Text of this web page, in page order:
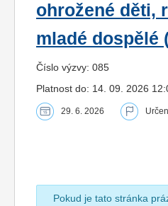
ohrožené děti,
mladé dospělé
Číslo výzvy: 085
Platnost do: 14. 09. 2026
29. 6. 2026
Pokud je tato stránka